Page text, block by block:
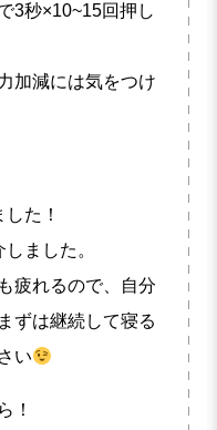
3秒×10~15回押し
加減には気をつけ
た！
ました。
疲れるので、自分
ずは継続して寝る
い
！